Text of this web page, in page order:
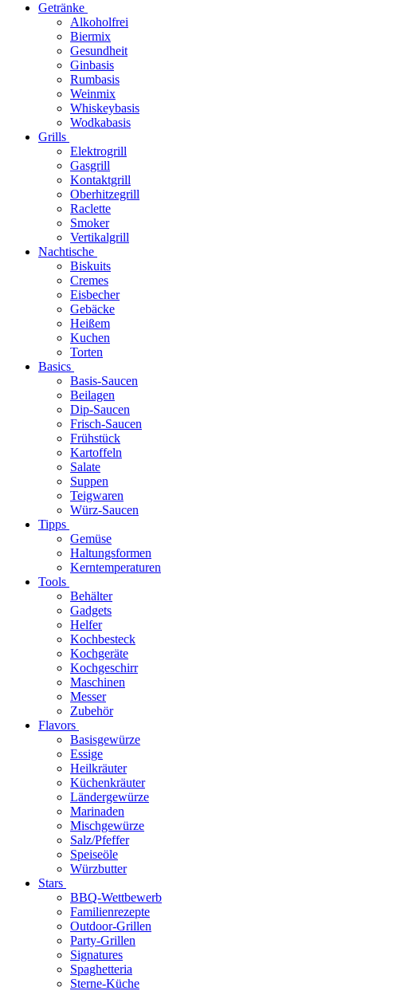
Getränke
Alkoholfrei
Biermix
Gesundheit
Ginbasis
Rumbasis
Weinmix
Whiskeybasis
Wodkabasis
Grills
Elektrogrill
Gasgrill
Kontaktgrill
Oberhitzegrill
Raclette
Smoker
Vertikalgrill
Nachtische
Biskuits
Cremes
Eisbecher
Gebäcke
Heißem
Kuchen
Torten
Basics
Basis-Saucen
Beilagen
Dip-Saucen
Frisch-Saucen
Frühstück
Kartoffeln
Salate
Suppen
Teigwaren
Würz-Saucen
Tipps
Gemüse
Haltungsformen
Kerntemperaturen
Tools
Behälter
Gadgets
Helfer
Kochbesteck
Kochgeräte
Kochgeschirr
Maschinen
Messer
Zubehör
Flavors
Basisgewürze
Essige
Heilkräuter
Küchenkräuter
Ländergewürze
Marinaden
Mischgewürze
Salz/Pfeffer
Speiseöle
Würzbutter
Stars
BBQ-Wettbewerb
Familienrezepte
Outdoor-Grillen
Party-Grillen
Signatures
Spaghetteria
Sterne-Küche